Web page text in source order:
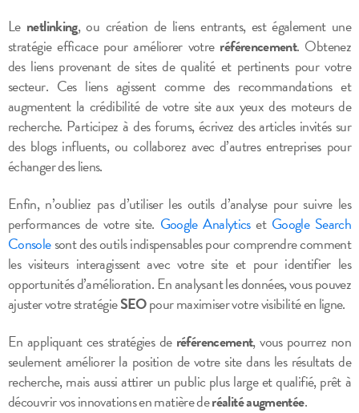
Le netlinking, ou création de liens entrants, est également une
stratégie efficace pour améliorer votre référencement. Obtenez
des liens provenant de sites de qualité et pertinents pour votre
secteur. Ces liens agissent comme des recommandations et
augmentent la crédibilité de votre site aux yeux des moteurs de
recherche. Participez à des forums, écrivez des articles invités sur
des blogs influents, ou collaborez avec d’autres entreprises pour
échanger des liens.
Enfin, n’oubliez pas d’utiliser les outils d’analyse pour suivre les
performances de votre site. Google Analyticset Google Search
Consolesont des outils indispensables pour comprendre comment
les visiteurs interagissent avec votre site et pour identifier les
opportunités d’amélioration. En analysant les données, vous pouvez
ajuster votre stratégieSEOpour maximiser votre visibilité en ligne.
En appliquant ces stratégies de référencement, vous pourrez non
seulement améliorer la position de votre site dans les résultats de
recherche, mais aussi attirer un public plus large et qualifié, prêt à
découvrir vos innovations en matière deréalité augmentée.